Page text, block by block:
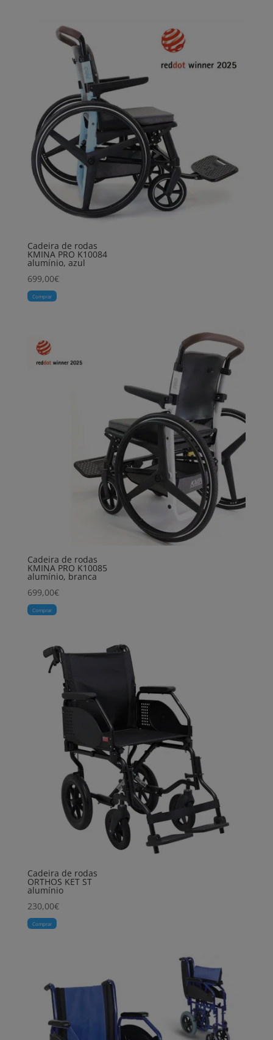
Cadeira de rodas
KMINA PRO K10084
alumínio, azul
699,00€
Comprar
Cadeira de rodas
KMINA PRO K10085
alumínio, branca
699,00€
Comprar
Cadeira de rodas
ORTHOS KET ST
alumínio
230,00€
Comprar